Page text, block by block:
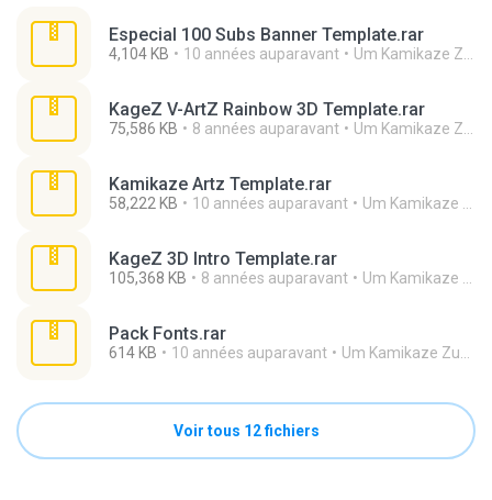
Especial 100 Subs Banner Template.rar
4,104 KB 10 années auparavant Um Kamikaze Zueiro L.
KageZ V-ArtZ Rainbow 3D Template.rar
75,586 KB 8 années auparavant Um Kamikaze Zueiro L.
Kamikaze Artz Template.rar
58,222 KB 10 années auparavant Um Kamikaze Zueiro L.
KageZ 3D Intro Template.rar
105,368 KB 8 années auparavant Um Kamikaze Zueiro L.
Pack Fonts.rar
614 KB 10 années auparavant Um Kamikaze Zueiro L.
Voir tous 12 fichiers